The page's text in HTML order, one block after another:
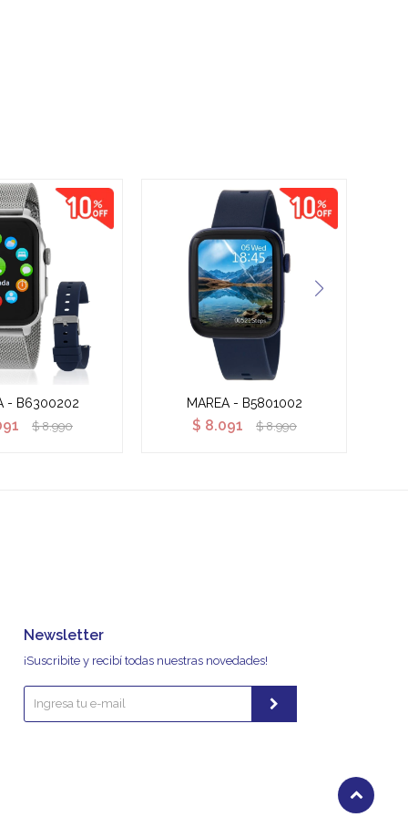
- B6300202
$ 8.990
MAREA - B5801002
$ 8.091 $ 8.990
Newsletter
¡Suscribite y recibí todas nuestras novedades!